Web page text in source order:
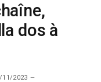
dos à
11/2023